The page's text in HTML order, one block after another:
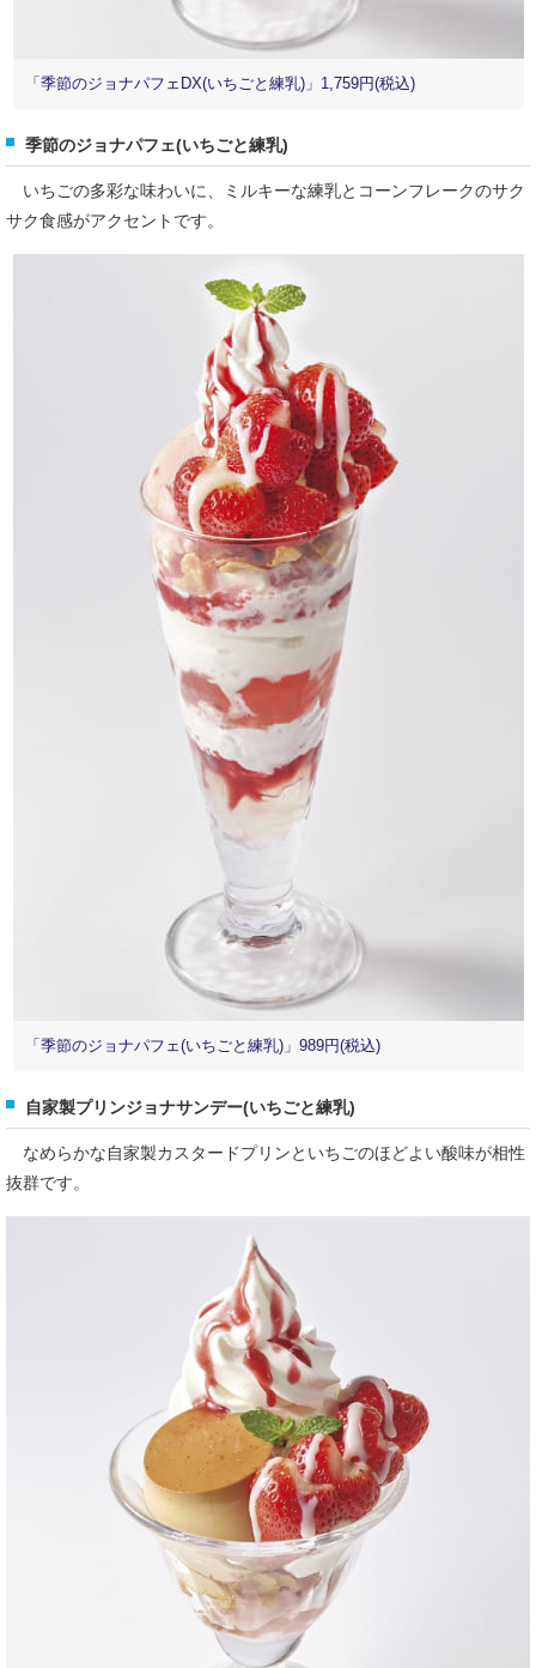
「季節のジョナパフェDX(いちごと練乳)」1,759円(税込)
季節のジョナパフェ(いちごと練乳)
いちごの多彩な味わいに、ミルキーな練乳とコーンフレークのサク
サク食感がアクセントです。
「季節のジョナパフェ(いちごと練乳)」989円(税込)
自家製プリンジョナサンデー(いちごと練乳)
なめらかな自家製カスタードプリンといちごのほどよい酸味が相性
抜群です。